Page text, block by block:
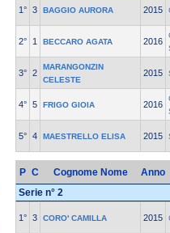
1° 3 BAGGIO AURORA 2015
2° 1 BECCARO AGATA 2016
3° 2
MARANGONZIN
CELESTE
2015
4° 5 FRIGO GIOIA 2016
5° 4 MAESTRELLO ELISA 2015
P C Cognome Nome
Anno
Serie n° 2
1° 3 CORO' CAMILLA 2015